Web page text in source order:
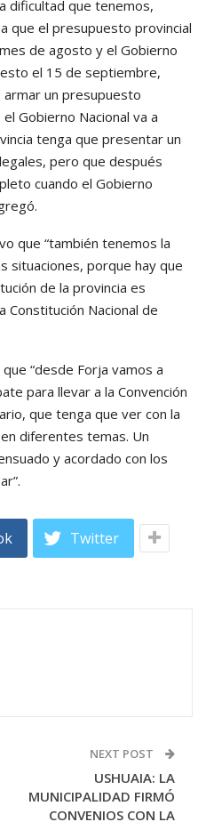
dificultad que tenemos,
que el presupuesto provincial
de agosto y el Gobierno
el 15 de septiembre,
un presupuesto
Gobierno Nacional va a
tenga que presentar un
pero que después
cuando el Gobierno
que “también tenemos la
situaciones, porque hay que
de la provincia es
Constitución Nacional de
“desde Forja vamos a
para llevar a la Convención
que tenga que ver con la
diferentes temas. Un
y acordado con los
Twitter
NEXT POST
USHUAIA: LA
MUNICIPALIDAD FIRMÓ
CONVENIOS CON LA